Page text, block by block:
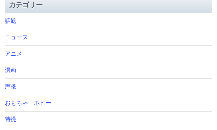
カテゴリー
話題
ニュース
アニメ
漫画
声優
おもちゃ・ホビー
特撮